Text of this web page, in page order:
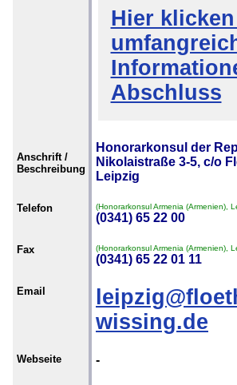
Hier
Abschluss
Anschrift /
Beschreibung
Honorarkonsul der
Nikolaistraße 3-5, c/o
Leipzig
Telefon (Honorarkonsul Armenia (Armenien),
(0341) 65 22 00
Fax (Honorarkonsul Armenia (Armenien),
(0341) 65 22 01 11
Email
wissing.de
Webseite -